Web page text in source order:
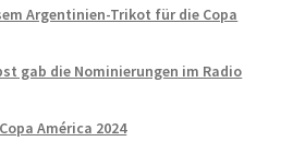
Argentinien-Trikot für die Copa
gab die Nominierungen im Radio
América 2024